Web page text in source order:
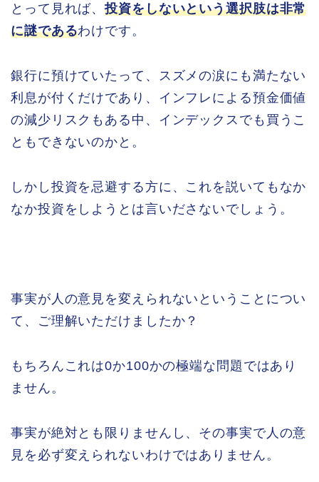
とって見れば、投資をしないという選択肢は非常
に謎であるわけです。
銀行に預けていたって、スズメの涙にも満たない
利息が付くだけであり、インフレによる預金価値
の減少リスクもある中、インデックスでも買うこ
ともできないのかと。
しかし投資を忌避する方に、これを説いてもなか
なか投資をしようとは言いださないでしょう。
事実が人の意見を変えられないということについ
て、ご理解いただけましたか？
もちろんこれは0か100かの極端な問題ではあり
ません。
事実が絶対とも限りませんし、その事実で人の意
見を必ず変えられないわけではありません。